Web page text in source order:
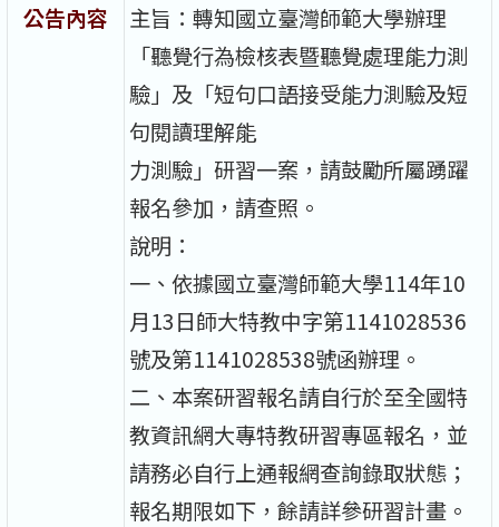
公告內容
主旨：轉知國立臺灣師範大學辦理
「聽覺行為檢核表暨聽覺處理能力測
驗」及「短句口語接受能力測驗及短
句閱讀理解能
力測驗」研習一案，請鼓勵所屬踴躍
報名參加，請查照。
說明：
一、依據國立臺灣師範大學114年10
月13日師大特教中字第1141028536
號及第1141028538號函辦理。
二、本案研習報名請自行於至全國特
教資訊網大專特教研習專區報名，並
請務必自行上通報網查詢錄取狀態；
報名期限如下，餘請詳參研習計畫。